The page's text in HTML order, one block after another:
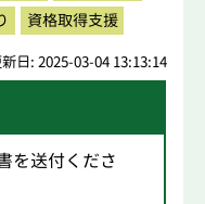
資格取得支援
日: 2025-03-04 13:13:14
を送付くださ